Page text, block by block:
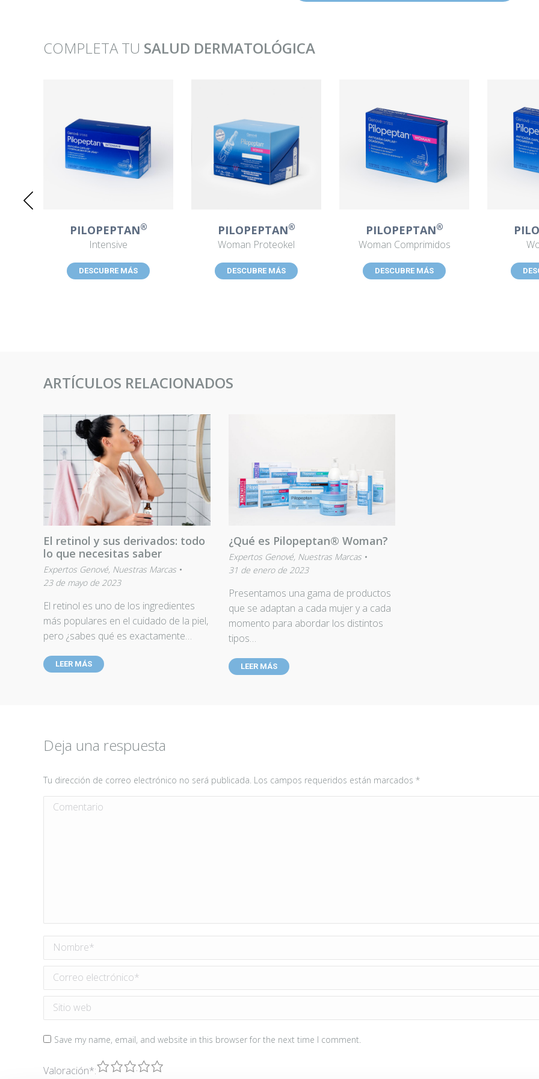
COMPLETA TU SALUD DERMATOLÓGICA
PILOPEPTAN®
Intensive
DESCUBRE MÁS
PILOPEPTAN®
Woman Proteokel
DESCUBRE MÁS
PILOPEPTAN®
Woman Comprimidos
DESCUBRE MÁS
ARTÍCULOS RELACIONADOS
El retinol y sus derivados: todo
lo que necesitas saber
Expertos Genové, Nuestras Marcas
23 de mayo de 2023
El retinol es uno de los ingredientes
más populares en el cuidado de la piel,
pero ¿sabes qué es exactamente…
LEER MÁS
¿Qué es Pilopeptan® Woman?
Expertos Genové, Nuestras Marcas
31 de enero de 2023
Presentamos una gama de productos
que se adaptan a cada mujer y a cada
momento para abordar los distintos
tipos…
LEER MÁS
Deja una respuesta
Tu dirección de correo electrónico no será publicada. Los campos requeridos están marcados *
Comentario
Nombre *
Correo electrónico *
Sitio web
Save my name, email, and website in this browser for the next time I comment.
Valoración*: 5
4
3
2
1